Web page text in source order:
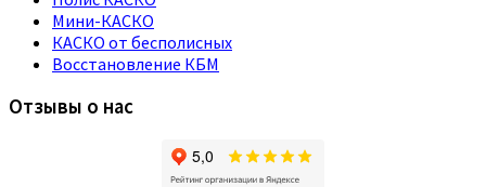
Мини-КАСКО
КАСКО от бесполисных
Восстановление КБМ
Отзывы о нас